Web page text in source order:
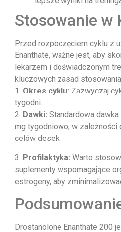
Stosowanie w
Przed rozpoczęciem cyklu z
Enanthate, ważne jest, aby
lekarzem i doświadczonym
kluczowych zasad
1. Okres cyklu: Zazwyczaj
tygodni.
2. Dawki: Standardowa
mg tygodniowo, w zależności
celów desek.
3. Profilaktyka: Warto
suplementy wspomagające
estrogeny, aby
Drostanolone Enanthate 200